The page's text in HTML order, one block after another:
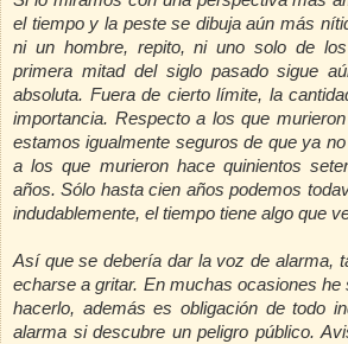
el tiempo y la peste se dibuja aún más
ni un hombre, repito, ni uno solo de
primera mitad del siglo pasado sigue
absoluta. Fuera de cierto límite, la
importancia. Respecto a los que
estamos igualmente seguros de que ya
a los que murieron hace quinientos
años. Sólo hasta cien años podemos
indudablemente, el tiempo tiene algo que
Así que se debería dar la voz de alarma,
echarse a gritar. En muchas ocasiones he
hacerlo, además es obligación de todo
alarma si descubre un peligro público.